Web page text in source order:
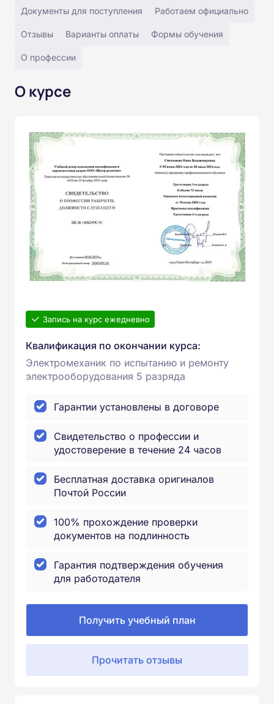
Документы для поступления Работаем официально
Отзывы Варианты оплаты Формы обучения
О профессии
О курсе
Запись на курс ежедневно
Квалификация по окончании курса:
Электромеханик по испытанию и ремонту
электрооборудования 5 разряда
Гарантии установлены в договоре
Свидетельство о профессии и
удостоверение в течение 24 часов
Бесплатная доставка оригиналов
Почтой России
100% прохождение проверки
документов на подлинность
Гарантия подтверждения обучения
для работодателя
Получить учебный план
Прочитать отзывы